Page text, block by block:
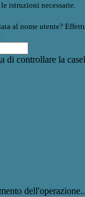
istruzioni necessarie.
al nome utente?
di controllare la